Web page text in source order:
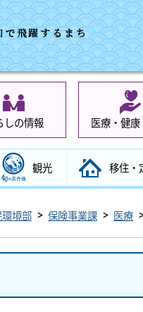
しの情報 医療・健
観光 移住・
境部 保険事業課 医療